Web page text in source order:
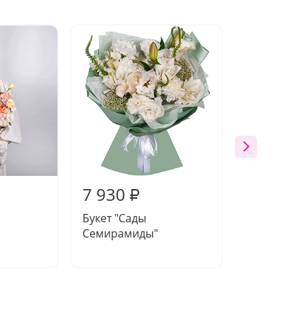
7 930 ₽
Букет "Сады
Семирамиды"